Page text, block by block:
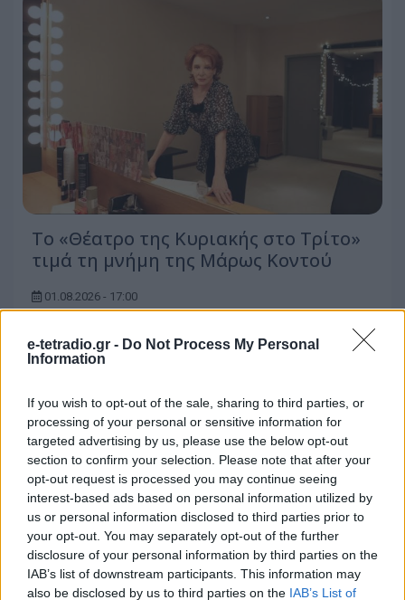
e-tetradio.gr - Do Not Process My Personal
Information
If you wish to opt-out of the sale, sharing to third parties, or
processing of your personal or sensitive information for
targeted advertising by us, please use the below opt-out
section to confirm your selection. Please note that after your
opt-out request is processed you may continue seeing
interest-based ads based on personal information utilized by
us or personal information disclosed to third parties prior to
your opt-out. You may separately opt-out of the further
disclosure of your personal information by third parties on the
IAB’s list of downstream participants. This information may
also be disclosed by us to third parties on the IAB’s List of
Το «Θέατρο της Κυριακής στο Τρίτο»
τιμά τη μνήμη της Μάρως Κοντού
01.08.2026 - 17:00